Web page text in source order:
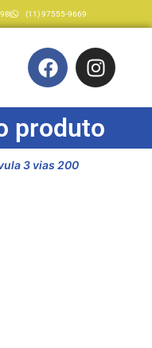
(11) 97555-9669
produto
3 vias 200